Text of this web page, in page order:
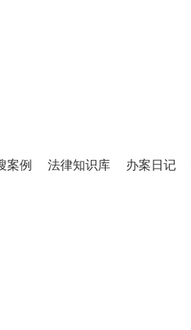
案例 法律知识库 办案日记
书馆